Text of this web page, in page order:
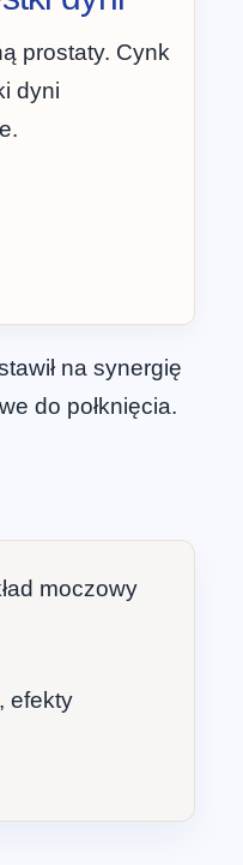
prostaty. Cynk
dyni
na synergię
do połknięcia.
moczowy
efekty